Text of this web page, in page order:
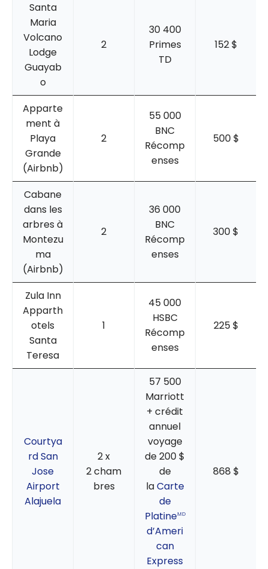
Santa
Maria
Volcano
Lodge
Guayab
o
2
30 400
Primes
TD
152 $
Apparte
ment à
Playa
Grande
(Airbnb)
2
55 000
BNC
Récomp
enses
500 $
Cabane
dans les
arbres à
Montezu
ma
(Airbnb)
2
36 000
BNC
Récomp
enses
300 $
Zula Inn
Apparth
otels
Santa
Teresa
1
45 000
HSBC
Récomp
enses
225 $
Courtya
rd San
Jose
Airport
Alajuela
2 x
2 cham
bres
57 500
Marriott
+ crédit
annuel
voyage
de 200 $
de
laCarte
de
PlatineMD
d’Ameri
can
Express
868 $